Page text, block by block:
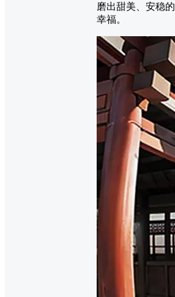
磨出甜美、安稳的
幸福。